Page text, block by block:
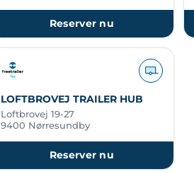
Reserver nu
LOFTBROVEJ TRAILER HUB
Loftbrovej 19-27
9400 Nørresundby
Reserver nu